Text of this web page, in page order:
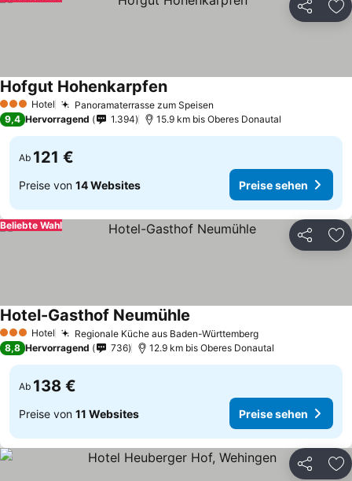
Teilen
3 SterneHotel Panoramaterrasse zum Speisen
Hofgut Hohenkarpfen
9,4 Hervorragend 1.394 15.9 km bis Oberes Donautal
Ab 121 €
Preise von 14 Websites Preise sehen
Teilen
Beliebte Wahl
3 SterneHotel Regionale Küche aus Baden-Württemberg
Hotel-Gasthof Neumühle
8,8 Hervorragend 736 12.9 km bis Oberes Donautal
Ab 138 €
Preise von 11 Websites Preise sehen
Teilen